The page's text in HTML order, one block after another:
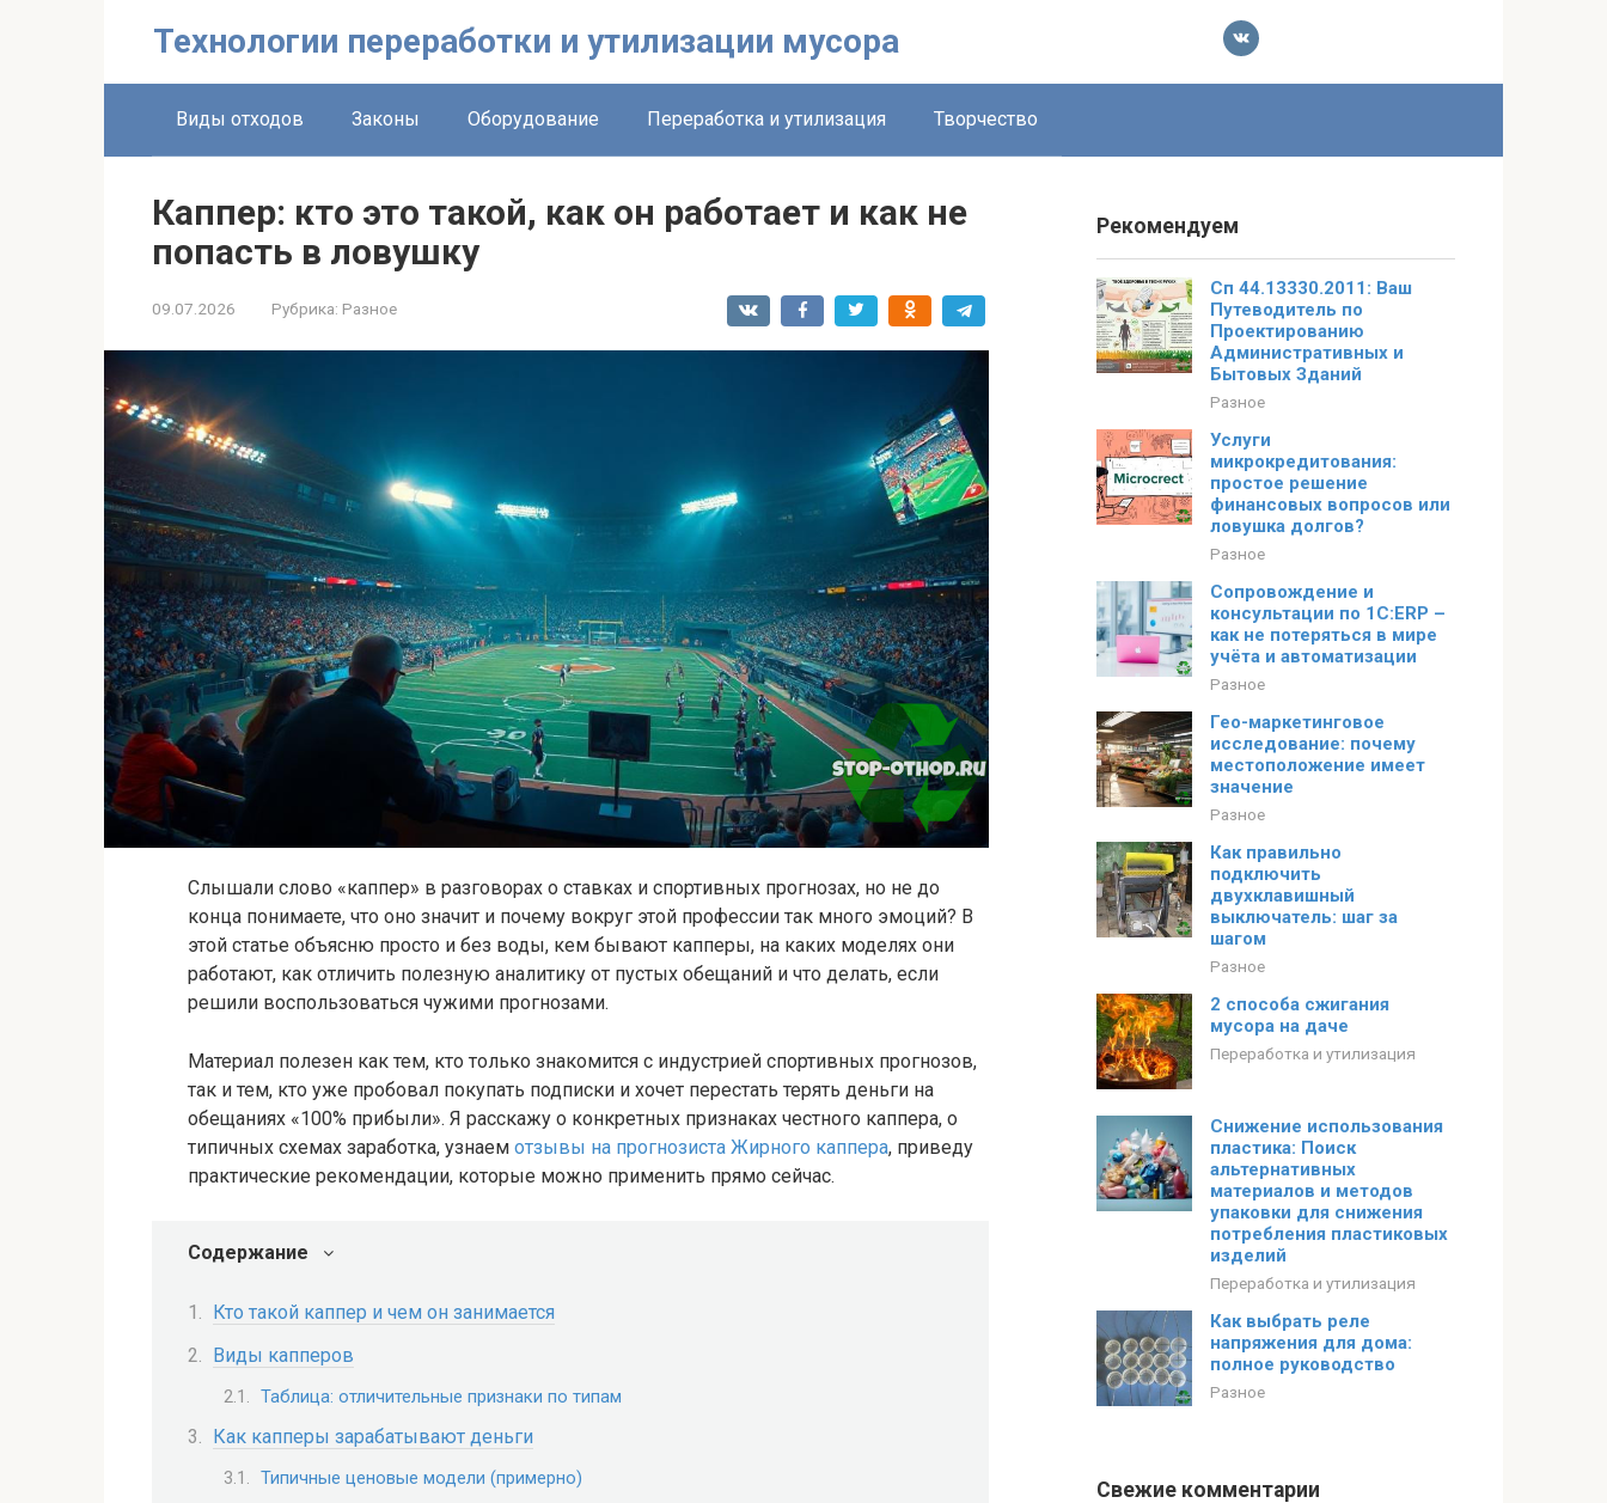
Технологии переработки и утилизации мусора
Виды отходов Законы Оборудование Переработка и утилизация Творчество
Каппер: кто это такой, как он работает и как не
попасть в ловушку
09.07.2026 Рубрика: Разное
Слышали слово «каппер» в разговорах о ставках и спортивных прогнозах, но не до
конца понимаете, что оно значит и почему вокруг этой профессии так много эмоций? В
этой статье объясню просто и без воды, кем бывают капперы, на каких моделях они
работают, как отличить полезную аналитику от пустых обещаний и что делать, если
решили воспользоваться чужими прогнозами.
Материал полезен как тем, кто только знакомится с индустрией спортивных прогнозов,
так и тем, кто уже пробовал покупать подписки и хочет перестать терять деньги на
обещаниях «100% прибыли». Я расскажу о конкретных признаках честного каппера, о
типичных схемах заработка, узнаем отзывы на прогнозиста Жирного каппера, приведу
практические рекомендации, которые можно применить прямо сейчас.
Содержание
Кто такой каппер и чем он занимается
Виды капперов
Таблица: отличительные признаки по типам
Как капперы зарабатывают деньги
Типичные ценовые модели (примерно)
Рекомендуем
Сп 44.13330.2011: Ваш
Путеводитель по
Проектированию
Административных и
Бытовых Зданий
Разное
Услуги
микрокредитования:
простое решение
финансовых вопросов или
ловушка долгов?
Разное
Сопровождение и
консультации по 1C:ERP –
как не потеряться в мире
учёта и автоматизации
Разное
Гео-маркетинговое
исследование: почему
местоположение имеет
значение
Разное
Как правильно
подключить
двухклавишный
выключатель: шаг за
шагом
Разное
2 способа сжигания
мусора на даче
Переработка и утилизация
Снижение использования
пластика: Поиск
альтернативных
материалов и методов
упаковки для снижения
потребления пластиковых
изделий
Переработка и утилизация
Как выбрать реле
напряжения для дома:
полное руководство
Разное
Свежие комментарии